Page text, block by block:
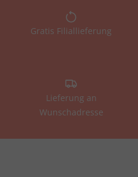
Gratis Filiallieferung
Lieferung an
Wunschadresse